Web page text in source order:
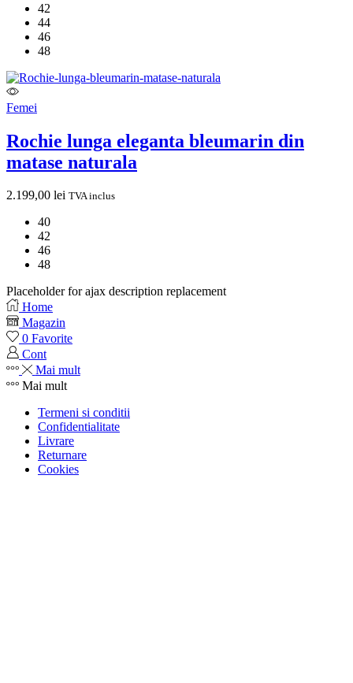
42
44
46
48
Femei
Rochie lunga eleganta bleumarin din
matase naturala
2.199,00 lei TVA inclus
40
42
46
48
Placeholder for ajax description replacement
Home
Magazin
0 Favorite
Cont
Mai mult
Mai mult
Termeni si conditii
Confidentialitate
Livrare
Returnare
Cookies